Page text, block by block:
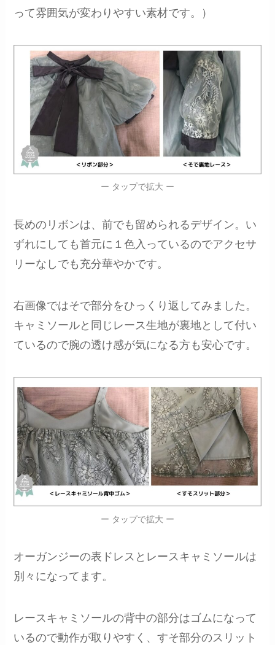
って雰囲気が変わりやすい素材です。）
ー タップで拡大 ー
長めのリボンは、前でも留められるデザイン。い
ずれにしても首元に１色入っているのでアクセサ
リーなしでも充分華やかです。
右画像ではそで部分をひっくり返してみました。
キャミソールと同じレース生地が裏地として付い
ているので腕の透け感が気になる方も安心です。
ー タップで拡大 ー
オーガンジーの表ドレスとレースキャミソールは
別々になってます。
レースキャミソールの背中の部分はゴムになって
いるので動作が取りやすく、すそ部分のスリット